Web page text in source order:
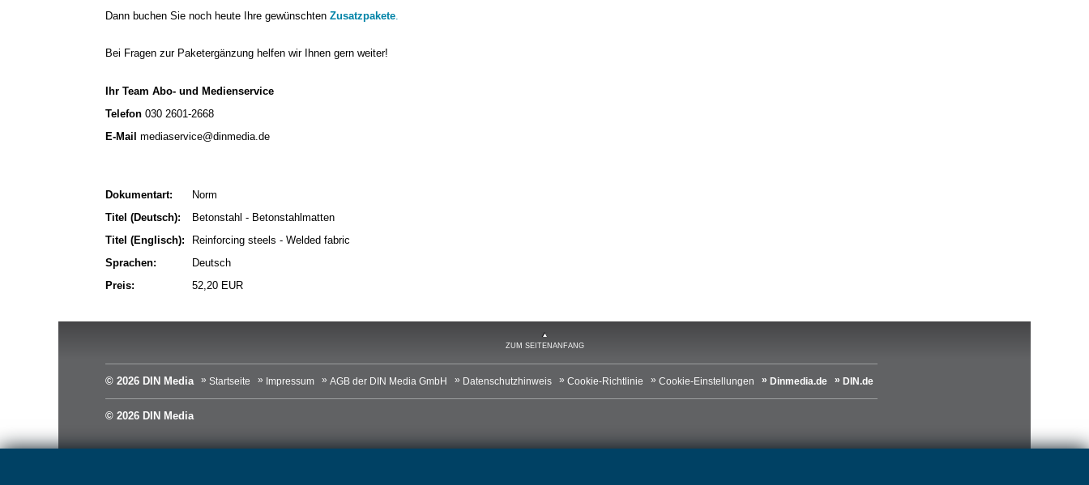
Dann buchen Sie noch heute Ihre gewünschten Zusatzpakete
Bei Fragen zur Paketergänzung helfen wir Ihnen gern weiter!
Ihr Team Abo- und Medienservice
Telefon 030 2601-2668
E-Mail mediaservice@dinmedia.de
Dokumentart:
Norm
Titel (Deutsch):
Betonstahl - Betonstahlmatten
Titel (Englisch):
Reinforcing steels - Welded fabric
Sprachen:
Deutsch
Preis:
52,20 EUR
ZUM SEITENANFANG
© 2026 DIN Media Startseite Impressum AGB der DIN Media GmbH Datenschutzhinweis Cookie-Richtlinie Cookie-Einstellungen Dinmedia.de DIN.de
© 2026 DIN Media